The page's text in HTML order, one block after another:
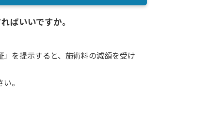
ばいいですか。
を提示すると、施術料の減額を受け
。